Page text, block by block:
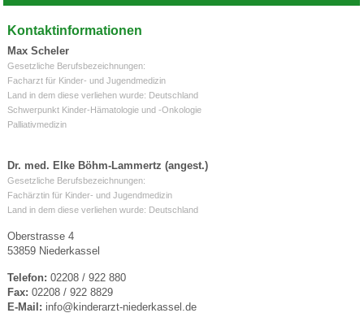
Kontaktinformationen
Max Scheler
Gesetzliche Berufsbezeichnungen:
Facharzt für Kinder- und Jugendmedizin
Land in dem diese verliehen wurde: Deutschland
Schwerpunkt Kinder-Hämatologie und -Onkologie
Palliativmedizin
Dr. med. Elke Böhm-Lammertz (angest.)
Gesetzliche Berufsbezeichnungen:
Fachärztin für Kinder- und Jugendmedizin
Land in dem diese verliehen wurde: Deutschland
Oberstrasse 4
53859 Niederkassel
Telefon: 02208 / 922 880
Fax: 02208 / 922 8829
E-Mail: info@kinderarzt-niederkassel.de